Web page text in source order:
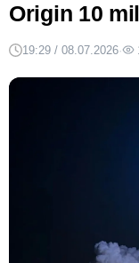
Origin 10
19:29 / 08.07.2026·